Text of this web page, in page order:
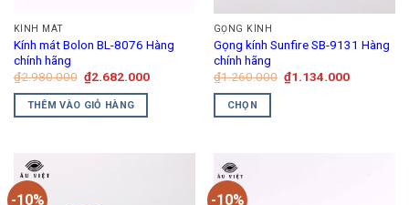
KÍNH MÁT
Kính mát Bolon BL-8076 Hàng
chính hãng
₫2.980.000 Giá
gốc
là:
₫2.980.000.
₫2.682.000Giá
THÊM VÀO GIỎ HÀNG
GỌNG KÍNH
Gọng kính Sunfire SB-9131 Hàng
chính hãng
₫1.260.000 Giá
gốc
₫1.134.000Giá
CHỌN
này
có
-10% -10%